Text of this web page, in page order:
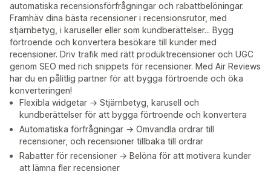
automatiska recensionsförfrågningar och rabattbelöningar.
Framhäv dina bästa recensioner i recensionsrutor, med
stjärnbetyg, i karuseller eller som kundberättelser... Bygg
förtroende och konvertera besökare till kunder med
recensioner. Driv trafik med rätt produktrecensioner och UGC
genom SEO med rich snippets för recensioner. Med Air Reviews
har du en pålitlig partner för att bygga förtroende och öka
konverteringen!
Flexibla widgetar → Stjärnbetyg, karusell och
kundberättelser för att bygga förtroende och konvertera
Automatiska förfrågningar → Omvandla ordrar till
recensioner, och recensioner tillbaka till ordrar
Rabatter för recensioner → Belöna för att motivera kunder
att lämna fler recensioner